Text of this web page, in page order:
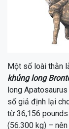
Một số loài thằn
khủng long
long
số giả định lại
từ 36,156
(56.300 kg) –